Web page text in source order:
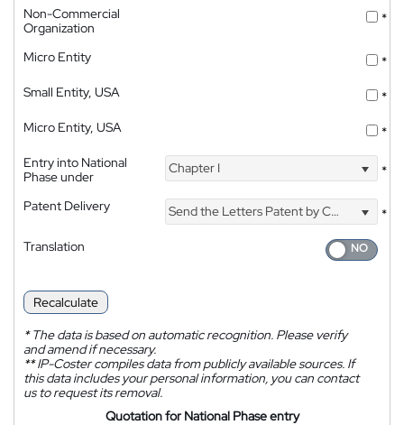
Non-Commercial
Organization
*
Micro Entity
*
Small Entity, USA
*
Micro Entity, USA
*
Entry into National
Phase under
Chapter I *
Patent Delivery Send the Letters Patent by Courier
*
Translation
Recalculate
*The data is based on automatic recognition. Please verify
and amend if necessary.
**IP-Coster compiles data from publicly available sources. If
this data includes your personal information, you can contact
us to request its removal.
Quotation for National Phase entry